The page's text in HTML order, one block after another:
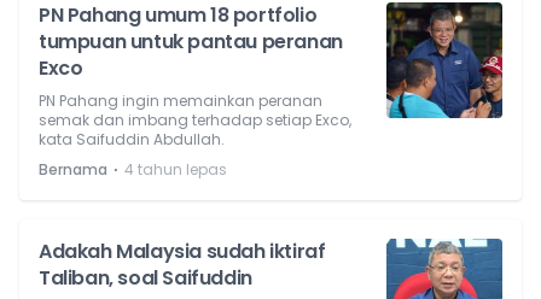
PN Pahang umum 18 portfolio
tumpuan untuk pantau peranan
Exco
PN Pahang ingin memainkan peranan
semak dan imbang terhadap setiap Exco,
kata Saifuddin Abdullah.
Bernama ⋅ 4 tahun lepas
Adakah Malaysia sudah iktiraf
Taliban, soal Saifuddin